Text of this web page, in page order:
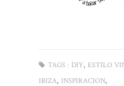
TAGS : DIY, ESTILO
IBIZA, INSPIRACION,